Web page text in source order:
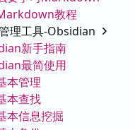
教程
理工具-Obsidian
新手指南
最简使用
本管理
本查找
本信息挖掘